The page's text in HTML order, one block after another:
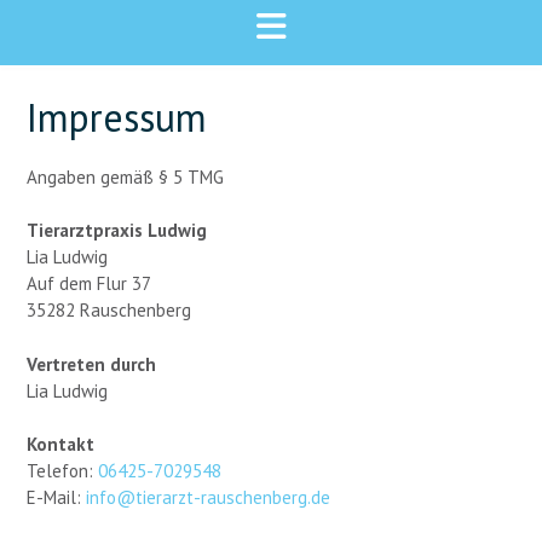
Impressum
Angaben gemäß § 5 TMG
Tierarztpraxis Ludwig
Lia Ludwig
Auf dem Flur 37
35282 Rauschenberg
Vertreten durch
Lia Ludwig
Kontakt
Telefon: 06425-7029548
E-Mail: info@tierarzt-rauschenberg.de